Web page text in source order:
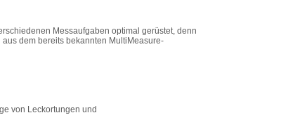
Messaufgaben optimal gerüstet, denn
dem bereits bekannten MultiMeasure-
von Leckortungen und